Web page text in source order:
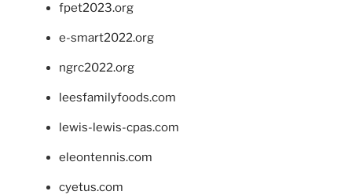
fpet2023.org
e-smart2022.org
ngrc2022.org
leesfamilyfoods.com
lewis-lewis-cpas.com
eleontennis.com
cyetus.com